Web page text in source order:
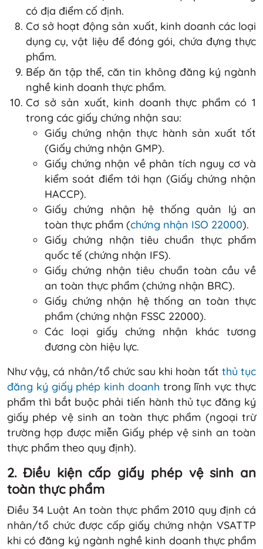
có địa điểm cố định.
Cơ sở hoạt động sản xuất, kinh doanh các loại
dụng cụ, vật liệu để đóng gói, chứa đựng thực
phẩm.
Bếp ăn tập thể, căn tin không đăng ký ngành
nghề kinh doanh thực phẩm.
Cơ sở sản xuất, kinh doanh thực phẩm có 1
trong các giấy chứng nhận sau:
Giấy chứng nhận thực hành sản xuất tốt
(Giấy chứng nhận GMP).
Giấy chứng nhận về phân tích nguy cơ và
kiểm soát điểm tới hạn (Giấy chứng nhận
HACCP).
Giấy chứng nhận hệ thống quản lý an
toàn thực phẩm (chứng nhận ISO 22000).
Giấy chứng nhận tiêu chuẩn thực phẩm
quốc tế (chứng nhận IFS).
Giấy chứng nhận tiêu chuẩn toàn cầu về
an toàn thực phẩm (chứng nhận BRC).
Giấy chứng nhận hệ thống an toàn thực
phẩm (chứng nhận FSSC 22000).
Các loại giấy chứng nhận khác tương
đương còn hiệu lực.
Như vậy, cá nhân/tổ chức sau khi hoàn tất thủ tục
đăng ký giấy phép kinh doanh trong lĩnh vực thực
phẩm thì bắt buộc phải tiến hành thủ tục đăng ký
giấy phép vệ sinh an toàn thực phẩm (ngoại trừ
trường hợp được miễn Giấy phép vệ sinh an toàn
thực phẩm theo quy định).
2. Điều kiện cấp giấy phép vệ sinh an
toàn thực phẩm
Điều 34 Luật An toàn thực phẩm 2010 quy định cá
nhân/tổ chức được cấp giấy chứng nhận VSATTP
khi có đăng ký ngành nghề kinh doanh thực phẩm